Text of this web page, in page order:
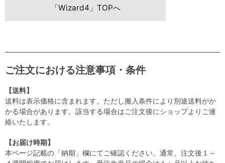
「Wizard4」TOPへ
ご注文における注意事項・条件
【送料】
送料は表示価格に含まれます。ただし搬入条件により別途送料がか
かる場合があります。該当する場合はご注文後にショップよりご連
絡いたします。
【お届け時期】
本ページ記載の「納期」欄にてご確認ください。通常、注文後１～